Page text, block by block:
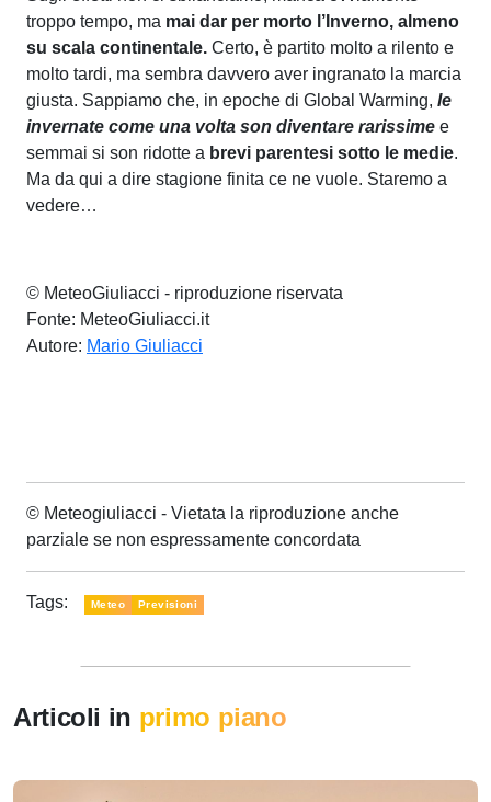
troppo tempo, ma mai dar per morto l’Inverno, almeno
su scala continentale. Certo, è partito molto a rilento e
molto tardi, ma sembra davvero aver ingranato la marcia
giusta. Sappiamo che, in epoche di Global Warming, le
invernate come una volta son diventare rarissime e
semmai si son ridotte a brevi parentesi sotto le medie.
Ma da qui a dire stagione finita ce ne vuole. Staremo a
vedere…
© MeteoGiuliacci - riproduzione riservata
Fonte: MeteoGiuliacci.it
Autore: Mario Giuliacci
© Meteogiuliacci - Vietata la riproduzione anche
parziale se non espressamente concordata
Tags: Meteo Previsioni
Articoli in primo piano